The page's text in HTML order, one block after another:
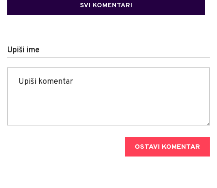
SVI KOMENTARI
Upiši ime
OSTAVI KOMENTAR